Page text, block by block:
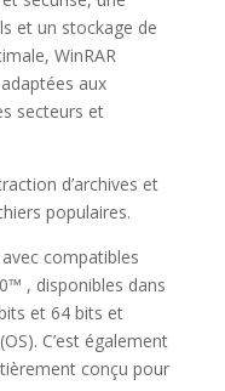
et un stockage de
WinRAR
aux
secteurs et
d’archives et
populaires.
compatibles
, disponibles dans
et 64 bits et
C’est également
conçu pour